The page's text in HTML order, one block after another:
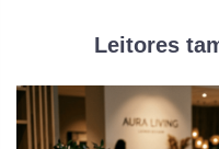
Leitores